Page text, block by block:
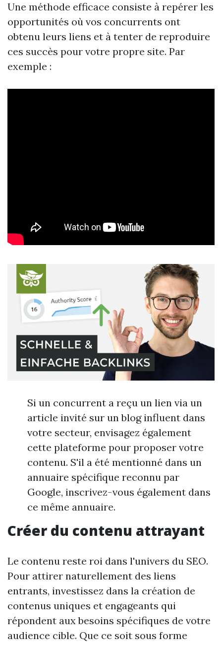
Une méthode efficace consiste à repérer les
opportunités où vos concurrents ont
obtenu leurs liens et à tenter de reproduire
ces succès pour votre propre site. Par
exemple :
Si un concurrent a reçu un lien via un
article invité sur un blog influent dans
votre secteur, envisagez également
cette plateforme pour proposer votre
contenu. S'il a été mentionné dans un
annuaire spécifique reconnu par
Google, inscrivez-vous également dans
ce même annuaire.
Créer du contenu attrayant
Le contenu reste roi dans l'univers du SEO.
Pour attirer naturellement des liens
entrants, investissez dans la création de
contenus uniques et engageants qui
répondent aux besoins spécifiques de votre
audience cible. Que ce soit sous forme